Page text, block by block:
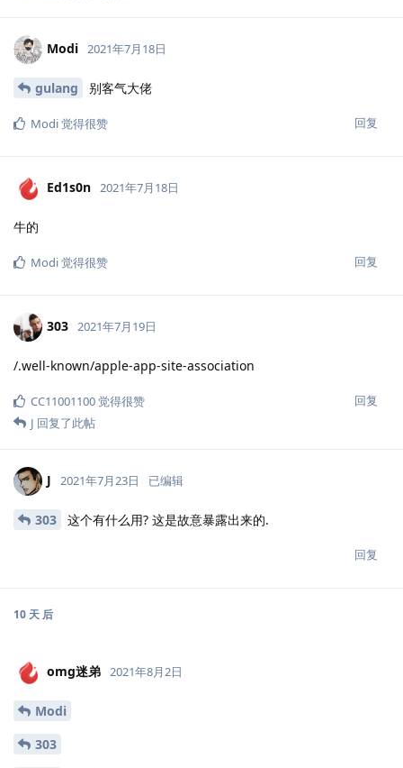
Modi 2021年7月18日
gulang 别客气大佬
回复
Modi觉得很赞
Ed1s0n 2021年7月18日
牛的
回复
Modi觉得很赞
303 2021年7月19日
/.well-known/apple-app-site-association
回复
CC11001100觉得很赞
J 回复了此帖
J 2021年7月23日 已编辑
303 这个有什么用? 这是故意暴露出来的.
回复
10 天 后
omg迷弟 2021年8月2日
Modi
303